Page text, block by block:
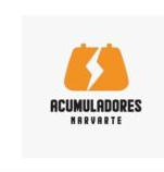
contenido